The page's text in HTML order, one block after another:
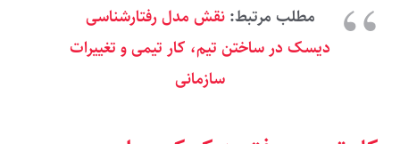
مطلب مرتبط:نقش مدل رفتارشناسی
دیسک در ساختن تیم، کار تیمی و تغییرات
سازمانی